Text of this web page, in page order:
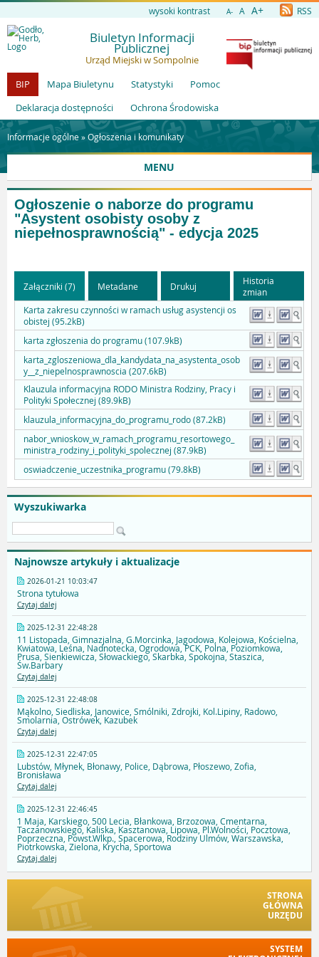
wysoki kontrast A- A A+ RSS
Biuletyn Informacji
Publicznej
Urząd Miejski w Sompolnie
BIP
Mapa Biuletynu Statystyki
Pomoc
Deklaracja dostępności
Ochrona Środowiska
Informacje ogólne »Ogłoszenia i komunikaty
MENU
Wyszukiwarka
Najnowsze artykuły i aktualizacje
2026-01-21 10:03:47
Strona tytułowa
Czytaj dalej
2025-12-31 22:48:28
11 Listopada, Gimnazjalna, G.Morcinka, Jagodowa, Kolejowa, Kościelna,
Kwiatowa, Leśna, Nadnotecka, Ogrodowa, PCK, Polna, Poziomkowa,
Prusa, Sienkiewicza, Słowackiego, Skarbka, Spokojna, Staszica,
Św.Barbary
Czytaj dalej
2025-12-31 22:48:08
Mąkolno, Siedliska, Janowice, Smólniki, Zdrojki, Kol.Lipiny, Radowo,
Smolarnia, Ostrówek, Kazubek
Czytaj dalej
2025-12-31 22:47:05
Lubstów, Młynek, Błonawy, Police, Dąbrowa, Płoszewo, Zofia,
Bronisława
Czytaj dalej
2025-12-31 22:46:45
1 Maja, Karskiego, 500 Lecia, Błankowa, Brzozowa, Cmentarna,
Taczanowskiego, Kaliska, Kasztanowa, Lipowa, Pl.Wolności, Pocztowa,
Poprzeczna, Powst.Wlkp., Spacerowa, Rodziny Ulmów, Warszawska,
Piotrkowska, Zielona, Krycha, Sportowa
Czytaj dalej
STRONA
GŁÓWNA
URZĘDU
SYSTEM
Ogłoszenie o naborze do programu
"Asystent osobisty osoby z
niepełnosprawnością" - edycja 2025
Załączniki (7) Metadane Drukuj
Historia
zmian
Karta zakresu czynności w ramach usług asystencji os
obistej (95.2kB)
karta zgłoszenia do programu (107.9kB)
karta_zgloszeniowa_dla_kandydata_na_asystenta_osob
y__z_niepelnosprawnoscia (207.6kB)
Klauzula informacyjna RODO Ministra Rodziny, Pracy i
Polityki Społecznej (89.9kB)
klauzula_informacyjna_do_programu_rodo (87.2kB)
nabor_wnioskow_w_ramach_programu_resortowego_
ministra_rodziny_i_polityki_spolecznej (87.9kB)
oswiadczenie_uczestnika_programu (79.8kB)